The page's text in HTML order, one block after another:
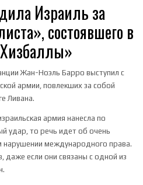
Израиль за
состоявшего в
Жан-Ноэль Барро выступил с
армии, повлекших за собой
Ливана.
армия нанесла по
удар, то речь идет об очень
нарушении международного права.
даже если они связаны с одной из